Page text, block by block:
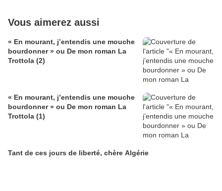
Vous aimerez aussi
« En mourant, j’entendis une mouche
bourdonner » ou De mon roman La
Trottola (2)
« En mourant, j’entendis une mouche
bourdonner » ou De mon roman La
Trottola (1)
Tant de ces jours de liberté, chère Algérie